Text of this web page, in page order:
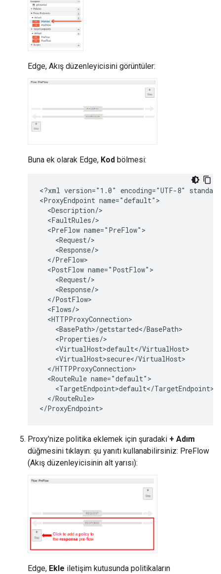
Edge, Akış düzenleyicisini görüntüler:
Buna ek olarak Edge, Kod bölmesi:
<?xml version="1.0" encoding="UTF-8"
<ProxyEndpoint name="default">
  <Description/>
  <FaultRules/>
  <PreFlow name="PreFlow">
    <Request/>
    <Response/>
  </PreFlow>
  <PostFlow name="PostFlow">
    <Request/>
    <Response/>
  </PostFlow>
  <Flows/>
  <HTTPProxyConnection>
    <BasePath>/getstarted</BasePath>
    <Properties/>
    <VirtualHost>default</VirtualHost>
    <VirtualHost>secure</VirtualHost>
  </HTTPProxyConnection>
  <RouteRule name="default">
    <TargetEndpoint>default</TargetEndpoint>
  </RouteRule>
</ProxyEndpoint>
Proxy'nize politika eklemek için şuradaki + Adım
düğmesini tıklayın: şu yanıtı kullanabilirsiniz: PreFlow
(Akış düzenleyicisinin alt yarısı):
Edge, Ekle iletişim kutusunda politikaların